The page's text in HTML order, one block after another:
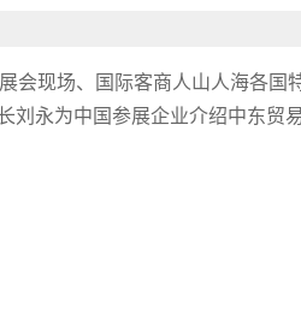
现场、国际客商人山人海各
永为中国参展企业介绍中东